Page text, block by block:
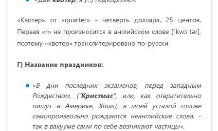
«Квотер» от «quarter» - четверть доллара, 25 центов.
Первая «r» не произносится в английском слове [ˈkwɔːtər],
поэтому «квотер» транслитерировано по-русски.
Г) Название праздников:
«В дни последних экзаменов, перед западным
Рождеством, ("Кристмас", или, как отвратительно
пишут в Америке, Xmas), в моей усталой голове
самопроизвольно рождаются неанглийские слова, -
так в вакууме сами по себе возникают частицы».